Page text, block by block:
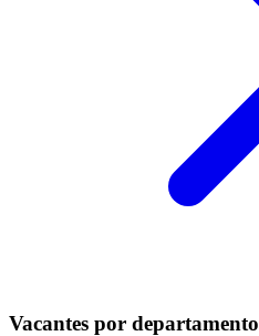
Vacantes por departamento